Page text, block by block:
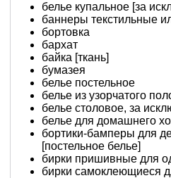
белье купальное [за
баннеры текстильные
бортовка
бархат
байка [ткань]
бумазея
белье постельное
белье из узорчатого
белье столовое, за
белье для домашнего
бортики-бамперы для
[постельное белье]
бирки пришивные для
бирки самоклеющиеся